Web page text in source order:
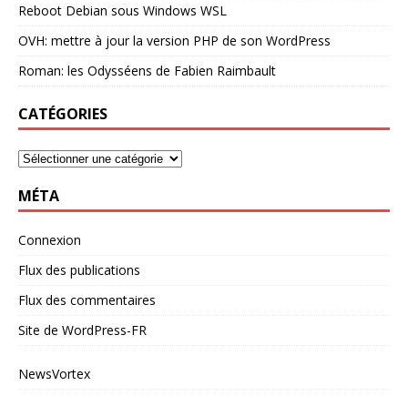
Reboot Debian sous Windows WSL
OVH: mettre à jour la version PHP de son WordPress
Roman: les Odysséens de Fabien Raimbault
CATÉGORIES
MÉTA
Connexion
Flux des publications
Flux des commentaires
Site de WordPress-FR
NewsVortex